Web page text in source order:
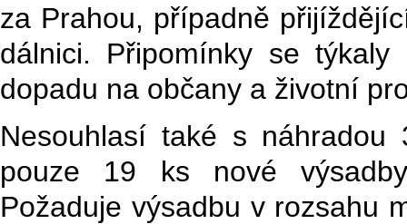
za Prahou, případně
dálnici. Připomínky se
dopadu na občany a životní
Nesouhlasí také s
pouze 19 ks nové
Požaduje výsadbu v rozsahu